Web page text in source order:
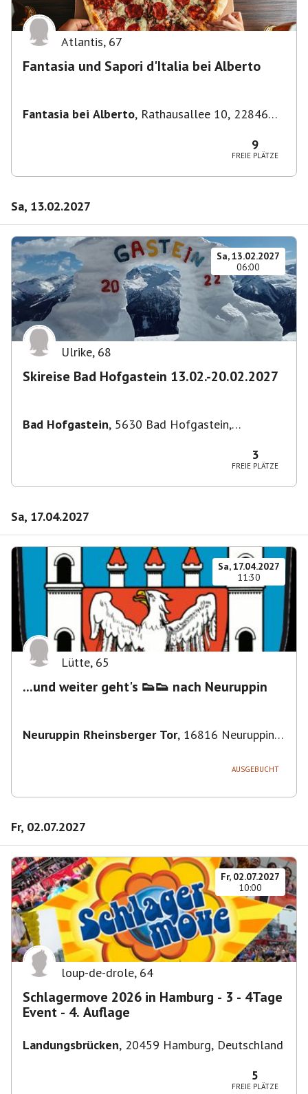
Atlantis, 67
Fantasia und Sapori d'Italia bei Alberto
Fantasia bei Alberto, Rathausallee 10, 22846
9
FREIE PLÄTZE
Sa, 13.02.2027
Sa, 13.02.2027
06:00
Ulrike, 68
Skireise Bad Hofgastein 13.02.-20.02.2027
Bad Hofgastein, 5630 Bad Hofgastein,
3
FREIE PLÄTZE
Sa, 17.04.2027
Sa, 17.04.2027
11:30
Lütte, 65
...und weiter geht's 👟👟 nach Neuruppin
Neuruppin Rheinsberger Tor, 16816 Neuruppin,
AUSGEBUCHT
Fr, 02.07.2027
Fr, 02.07.2027
10:00
loup-de-drole, 64
Schlagermove 2026 in Hamburg - 3 - 4Tage
Event - 4. Auflage
Landungsbrücken, 20459 Hamburg, Deutschland
5
FREIE PLÄTZE